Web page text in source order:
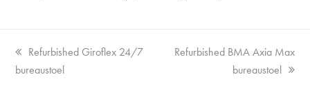
Vorige
tab:
Refurbished Giroflex 24/7
bureaustoel
next
Refurbished BMA Axia Max
bureaustoel